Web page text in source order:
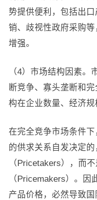
势提供便利，包括出
销、歧视性政府采购
增强。
（4）市场结构因素。
断竞争、寡头垄断和
构在企业数量、经济规
在完全竞争市场条件
的供求关系自发决定
（Pricetakers），而
（Pricemakers）。
产品价格，必然导致国